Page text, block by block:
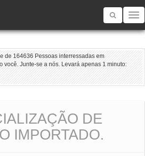
Toggle
de 164636 Pessoas interressadas em
você. Junte-se a nós. Levará apenas 1 minuto:
DE
IMPORTADO.